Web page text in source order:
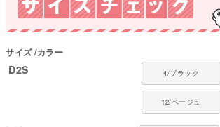
国内の縫製工場と連携して、一つひとつ丁寧に仕上
心地をお楽しみください。
コレクション：【2025年秋冬新作】
カニンヘン・ミニチュアダックス、ダックスフンド、
ピヨン、ポメラニアン、マルチーズ、トイプードル、
サイズ カラー
D2S 4/ブラック
12/ベージュ